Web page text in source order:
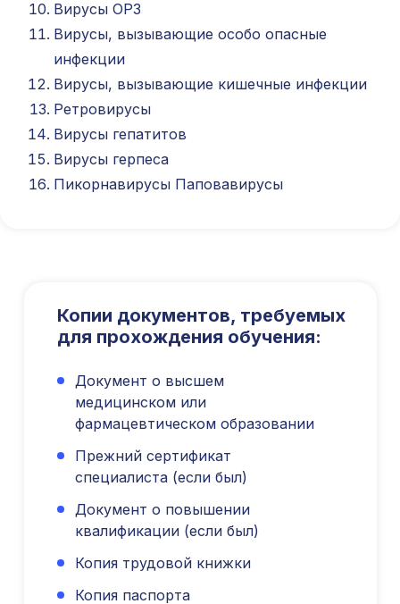
Вирусы ОРЗ
Вирусы, вызывающие особо опасные
инфекции
Вирусы, вызывающие кишечные инфекции
Ретровирусы
Вирусы гепатитов
Вирусы герпеса
Пикорнавирусы Паповавирусы
Копии документов, требуемых
для прохождения обучения:
Документ о высшем
медицинском или
фармацевтическом образовании
Прежний сертификат
специалиста (если был)
Документ о повышении
квалификации (если был)
Копия трудовой книжки
Копия паспорта
info@kursmedik.ru
Повышение квалификации
Для фармацевтов
С высшим образованием
Новые курсы
Неврология
Детская нутрициология
Прохождение тестов по клиническим
рекомендациям на портале НМО
Сопровождение первичной
специализированной аккредитации